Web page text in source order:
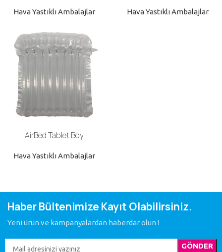
Hava Yastıklı Ambalajlar Hava Yastıklı Ambalajlar
AirBed Tablet Boy
Hava Yastıklı Ambalajlar
Haber Bültenimize Kayıt Olabilirsiniz.
Yeni ürün ve kampanyalardan haberdar olun !